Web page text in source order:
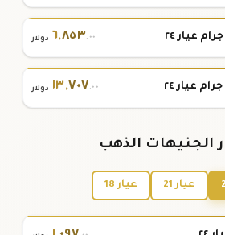
٦,٨٥٣.٠٠ دولار
١٣,٧٠٧.٠٠ دولار
الجنيهات الذهب
عيار 21 عيار 18